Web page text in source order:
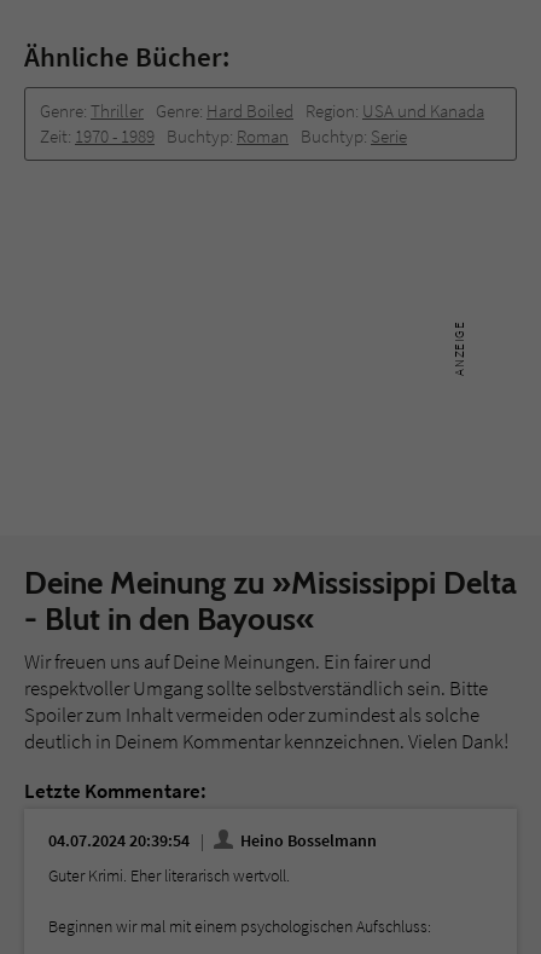
Ähnliche Bücher:
Genre: Thriller Genre: Hard Boiled Region: USA und Kanada
Zeit: 1970 -­ 1989 Buchtyp: Roman Buchtyp: Serie
Deine Meinung zu »Mississippi Delta
- Blut in den Bayous«
Wir freuen uns auf Deine Meinungen. Ein fairer und
respektvoller Umgang sollte selbstverständlich sein. Bitte
Spoiler zum Inhalt vermeiden oder zumindest als solche
deutlich in Deinem Kommentar kennzeichnen. Vielen Dank!
Letzte Kommentare:
04.07.2024 20:39:54
Heino Bosselmann
Guter Krimi. Eher literarisch wertvoll.
Beginnen wir mal mit einem psychologischen Aufschluss: